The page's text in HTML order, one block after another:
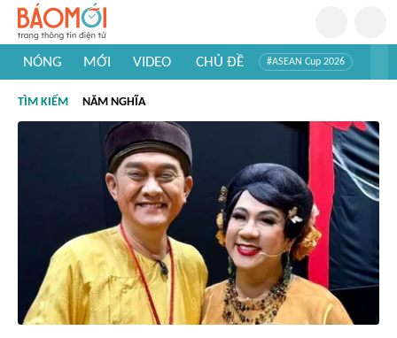
NÓNG MỚI VIDEO CHỦ ĐỀ #ASEAN Cup 2026
#Khám phá thế giới
TÌM KIẾM NĂM NGHĨA